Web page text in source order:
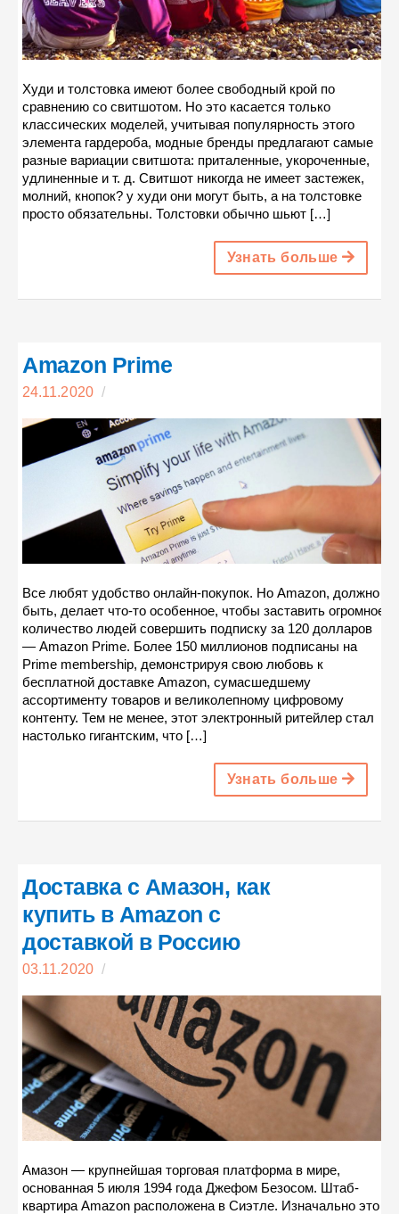
Худи и толстовка имеют более свободный крой по
сравнению со свитшотом. Но это касается только
классических моделей, учитывая популярность этого
элемента гардероба, модные бренды предлагают самые
разные вариации свитшота: приталенные, укороченные,
удлиненные и т. д. Свитшот никогда не имеет застежек,
молний, кнопок? у худи они могут быть, а на толстовке
просто обязательны. Толстовки обычно шьют […]
Узнать больше
Amazon Prime
24.11.2020 /
Все любят удобство онлайн-покупок. Но Amazon, должно
быть, делает что-то особенное, чтобы заставить огромное
количество людей совершить подписку за 120 долларов
— Amazon Prime. Более 150 миллионов подписаны на
Prime membership, демонстрируя свою любовь к
бесплатной доставке Amazon, сумасшедшему
ассортименту товаров и великолепному цифровому
контенту. Тем не менее, этот электронный ритейлер стал
настолько гигантским, что […]
Узнать больше
Доставка с Амазон, как
купить в Amazon c
доставкой в Россию
03.11.2020 /
Амазон — крупнейшая торговая платформа в мире,
основанная 5 июля 1994 года Джефом Безосом. Штаб-
квартира Amazon расположена в Сиэтле. Изначально это